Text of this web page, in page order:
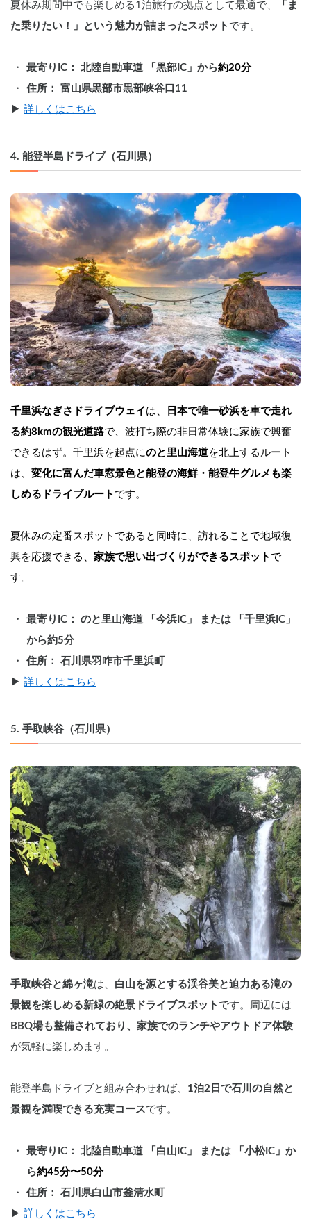
夏休み期間中でも楽しめる1泊旅行の拠点として最適で、
「ま
た乗りたい！」という魅力が詰まったスポット です。
最寄りIC： 北陸自動車道 「黒部IC」から約20分
住所： 富山県黒部市黒部峡谷口11
▶︎ 詳しくはこちら
4. 能登半島ドライブ（石川県）
千里浜なぎさドライブウェイ は、
日本で唯一砂浜を車で走れ
る約8kmの観光道路で、波打ち際の非日常体験に家族で興奮
できるはず。千里浜を起点にのと里山海道を北上するルート
は、 変化に富んだ車窓景色と能登の海鮮・能登牛グルメも楽
しめるドライブルート です。
夏休みの定番スポットであると同時に、訪れることで地域復
興を応援できる、 家族で思い出づくりができるスポット で
す。
最寄りIC： のと里山海道 「今浜IC」 または 「千里浜IC」
から約5分
住所： 石川県羽咋市千里浜町
▶︎ 詳しくはこちら
5. 手取峡谷（石川県）
手取峡谷と綿ヶ滝は、 白山を源とする渓谷美と迫力ある滝の
景観を楽しめる新緑の絶景ドライブスポット です。周辺には
BBQ場も整備されており、家族でのランチやアウトドア体験
が気軽に楽しめます。
能登半島ドライブと組み合わせれば、 1泊2日で石川の自然と
景観を満喫できる充実コースです。
最寄りIC： 北陸自動車道 「白山IC」 または 「小松IC」か
ら約45分〜50分
住所： 石川県白山市釜清水町
▶︎ 詳しくはこちら